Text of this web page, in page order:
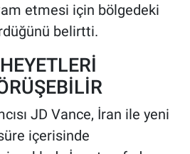
etmesi için bölgedeki
belirtti.
JD Vance, İran ile yeni
içerisinde